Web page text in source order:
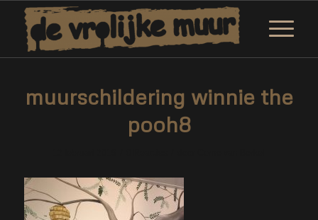
muurschildering winnie the
pooh8